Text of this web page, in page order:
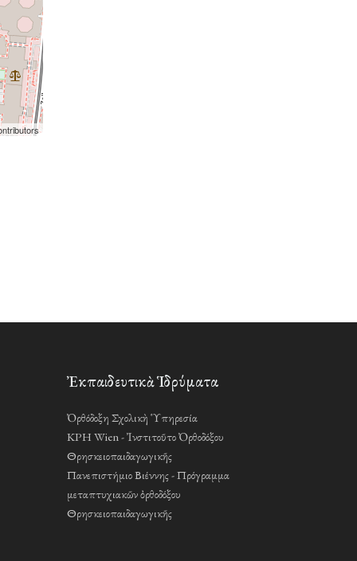
Ἐκπαιδευτικὰ Ἱδρύματα
Ὀρθόδοξη Σχολικὴ Ὑπηρεσία
KPH Wien - Ἰνστιτοῦτο Ὀρθοδόξου
Θρησκειοπαιδαγωγικῆς
Πανεπιστήμιο Βιέννης - Πρόγραμμα
μεταπτυχιακῶν ὀρθοδόξου
Θρησκειοπαιδαγωγικῆς